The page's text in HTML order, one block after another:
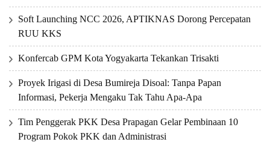
Soft Launching NCC 2026, APTIKNAS Dorong Percepatan
RUU KKS
Konfercab GPM Kota Yogyakarta Tekankan Trisakti
Proyek Irigasi di Desa Bumireja Disoal: Tanpa Papan
Informasi, Pekerja Mengaku Tak Tahu Apa-Apa
Tim Penggerak PKK Desa Prapagan Gelar Pembinaan 10
Program Pokok PKK dan Administrasi